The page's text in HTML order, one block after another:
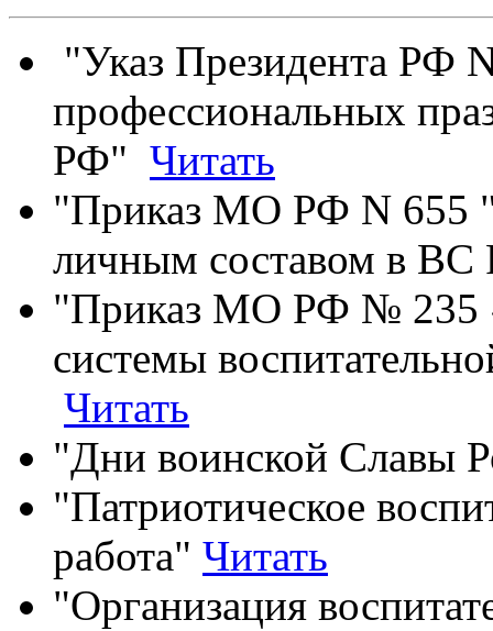
"Указ Президента РФ
профессиональных
РФ" Читать
"Приказ МО РФ N 655
личным составом в
"Приказ МО РФ № 235
системы
Читать
"Дни воинской Славы
"Патриотическое
работа" Читать
"Организация